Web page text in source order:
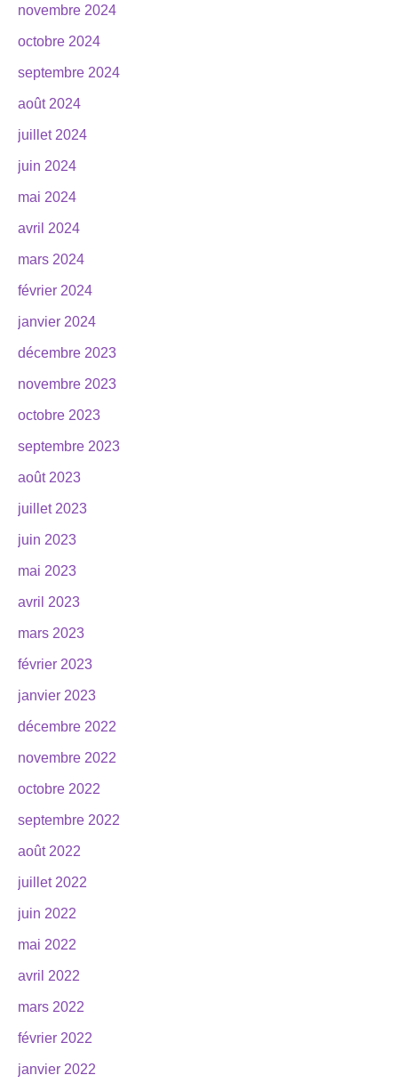
novembre 2024
octobre 2024
septembre 2024
août 2024
juillet 2024
juin 2024
mai 2024
avril 2024
mars 2024
février 2024
janvier 2024
décembre 2023
novembre 2023
octobre 2023
septembre 2023
août 2023
juillet 2023
juin 2023
mai 2023
avril 2023
mars 2023
février 2023
janvier 2023
décembre 2022
novembre 2022
octobre 2022
septembre 2022
août 2022
juillet 2022
juin 2022
mai 2022
avril 2022
mars 2022
février 2022
janvier 2022